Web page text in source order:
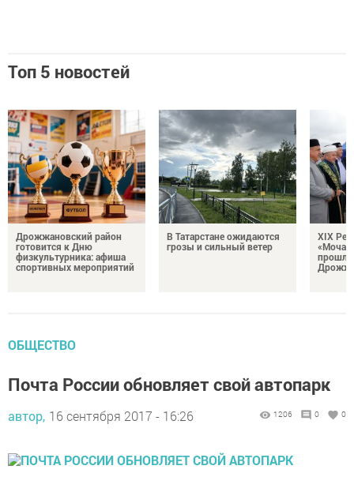
Топ 5 новостей
Дрожжановский район
готовится к Дню
физкультурника: афиша
спортивных мероприятий
В Татарстане ожидаются
грозы и сильный ветер
XIX
ОБЩЕСТВО
Почта России обновляет свой автопарк
автор, 16 сентября 2017 - 16:26 1206 0 0